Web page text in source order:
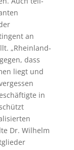
an
„Rheinland-
dass
liegt und
in
Dr. Wilhelm